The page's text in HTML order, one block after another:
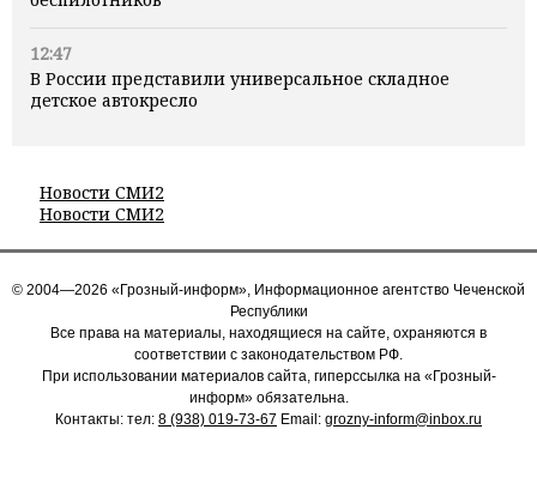
12:47
В России представили универсальное складное
детское автокресло
Новости СМИ2
Новости СМИ2
© 2004—2026 «Грозный-информ», Информационное агентство Чеченской
Республики
Все права на материалы, находящиеся на сайте, охраняются в
соответствии с законодательством РФ.
При использовании материалов сайта, гиперссылка на «Грозный-
информ» обязательна.
Контакты: тел: 8 (938) 019-73-67 Email: grozny-inform@inbox.ru